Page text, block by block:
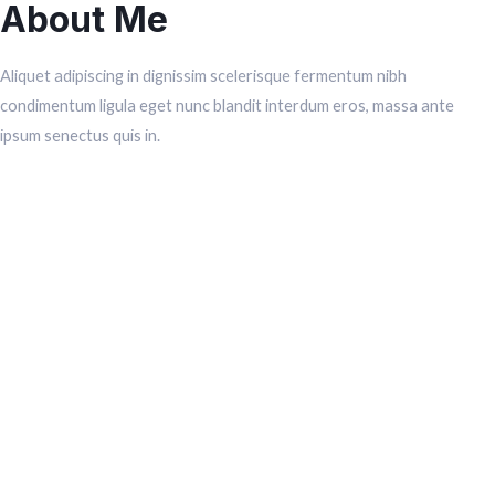
About Me
Aliquet adipiscing in dignissim scelerisque fermentum nibh
condimentum ligula eget nunc blandit interdum eros, massa ante
ipsum senectus quis in.